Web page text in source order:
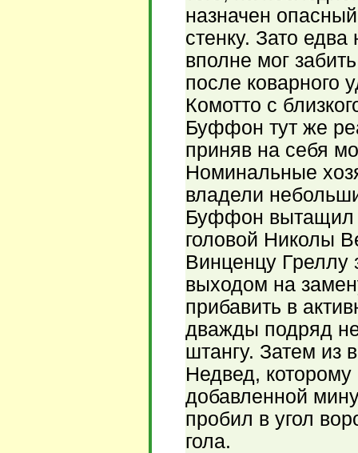
назначен
стенку. Зато
вполне мог
после коварного
Комотто с
Буффон тут же
приняв на себя
Номинальные
владели
Буффон вытащил
головой Николы
Винценцу Греллу
выходом на
прибавить в
дважды подряд
штангу. Затем из
Недвед,
добавленной
пробил в угол
гола.